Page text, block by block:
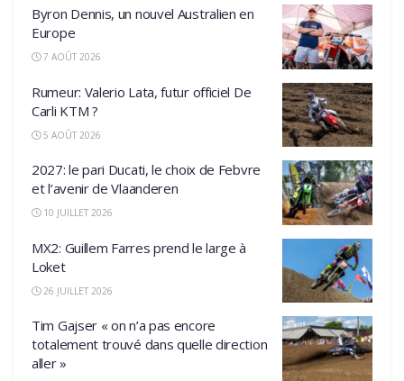
Byron Dennis, un nouvel Australien en
Europe
7 AOÛT 2026
Rumeur: Valerio Lata, futur officiel De
Carli KTM ?
5 AOÛT 2026
2027: le pari Ducati, le choix de Febvre
et l’avenir de Vlaanderen
10 JUILLET 2026
MX2: Guillem Farres prend le large à
Loket
26 JUILLET 2026
Tim Gajser « on n’a pas encore
totalement trouvé dans quelle direction
aller »